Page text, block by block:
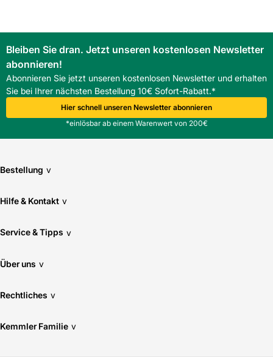
Die Aluminium-Außenabdeckung erhöht die
Witterungsbeständigkeit und reduziert den
Wartungsaufwand.
Welche Unterlagen werden für die Montage empfohlen?
Die herstellerseitigen Einbauanleitungen und passende
Bleiben Sie dran. Jetzt unseren kostenlosen Newsletter
abonnieren!
Abonnieren Sie jetzt unseren kostenlosen Newsletter und erhalten
Sie bei Ihrer nächsten Bestellung 10€ Sofort-Rabatt.*
Hier schnell unseren Newsletter abonnieren
*einlösbar ab einem Warenwert von 200€
Bestellung v
Hilfe & Kontakt v
Service & Tipps v
Über uns v
Rechtliches v
Kemmler Familie v